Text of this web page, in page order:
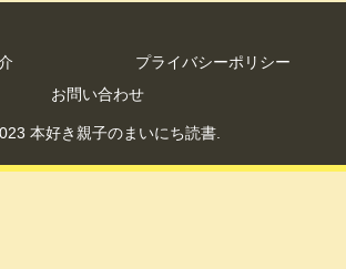
プライバシーポリシー
お問い合わせ
本好き親子のまいにち読書.